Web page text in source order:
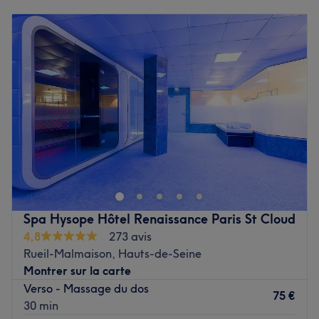
Mardi
10:00 – 19:30
Mercredi
10:00–19:30
Jeudi
10:00 –
18:00
Vendredi
10:00
19:30
Samedi
10:00
19:30
Dimanche
Fermé
Monde du Bien-Être est un centre de beauté et un spa
situé dans les Hauts-de-Seine, à Rueil-Malmaison, à
proximité de l'hippodrome de Saint-Cloud.
Découvrez un magnifique endroit, à la beauté
époustouflante ! Au Monde de Bien-Être vous prenez
place dans un somptueux spa et profitez du hammam, du
sauna, du jacuzzi ou de cabines de soins à l'ambiance
100 % orientale. Carreaux et mosaïques font de ce décor
un lieu idéal de détente et de repos !
Spa Hysope Hôtel Renaissance Paris St Cloud
4,8
273 avis
Rueil-Malmaison, Hauts-de-Seine
Montrer sur la carte
Verso - Massage du dos
30 min
75 €